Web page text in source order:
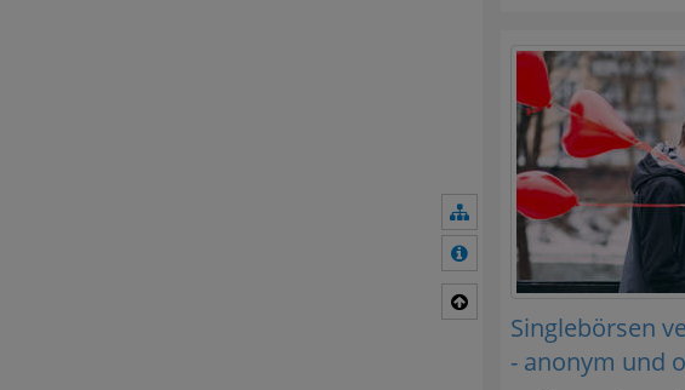
Navigation
Mehr Information
Nach Oben
Singlebörsen
- anonym und